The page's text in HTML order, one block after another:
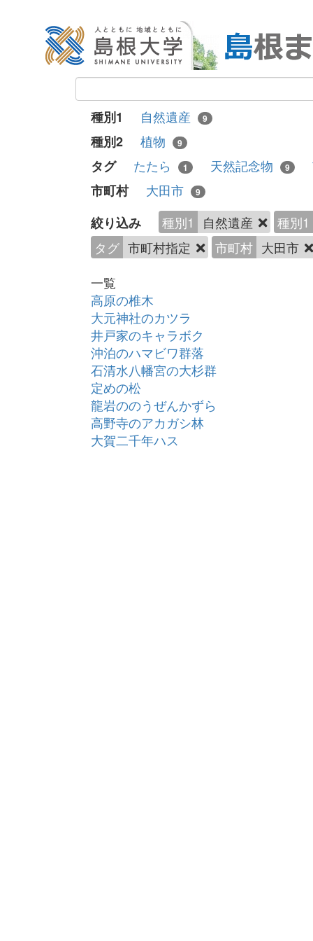
種別1 自然遺産 9
種別2 植物 9
タグ たたら 1 天然記念物 9
市町村
大田市 9
絞り込み 種別1 自然遺産
種別1
タグ 市町村指定 市町村 大田市
一覧
高原の椎木
大元神社のカツラ
井戸家のキャラボク
沖泊のハマビワ群落
石清水八幡宮の大杉群
定めの松
龍岩ののうぜんかずら
高野寺のアカガシ林
大賀二千年ハス